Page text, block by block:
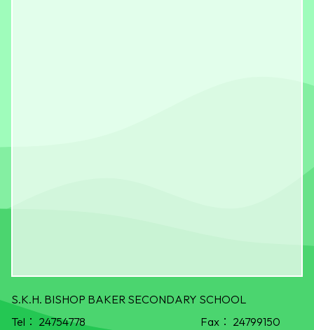
S.K.H. BISHOP BAKER SECONDARY SCHOOL
Tel： 24754778 Fax： 24799150